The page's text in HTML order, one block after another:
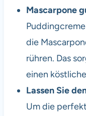
Mascarpone
die
rühren. Das
einen
Lassen Sie
Um die